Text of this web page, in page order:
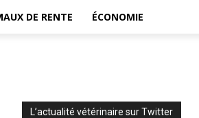
DE RENTE ÉCONOMIE
L’actualité vétérinaire sur Twitter